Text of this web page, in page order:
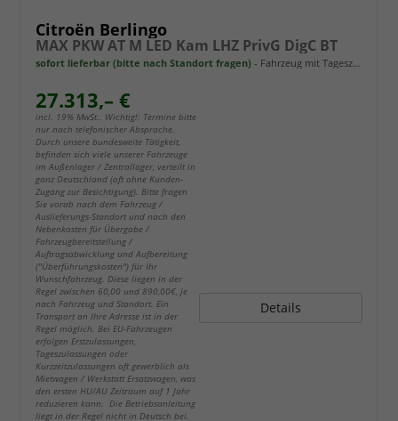
Citroën Berlingo
MAX PKW AT M LED Kam LHZ PrivG DigC BT
sofort lieferbar (bitte nach Standort fragen) Fahrzeug mit Tageszulassung
27.313,– €
incl. 19% MwSt.. Wichtig!: Termine bitte
nur nach telefonischer Absprache.
Durch unsere bundesweite Tätigkeit,
befinden sich viele unserer Fahrzeuge
im Außenlager / Zentrallager, verteilt in
ganz Deutschland (oft ohne Kunden-
Zugang zur Besichtigung). Bitte fragen
Sie vorab nach dem Fahrzeug /
Auslieferungs-Standort und nach den
Nebenkosten für Übergabe /
Fahrzeugbereitstellung /
Auftragsabwicklung und Aufbereitung
("Überführungskosten") für Ihr
Wunschfahrzeug. Diese liegen in der
Regel zwischen 60,00 und 890,00€, je
nach Fahrzeug und Standort. Ein
Transport an Ihre Adresse ist in der
Regel möglich. Bei EU-Fahrzeugen
erfolgen Erstzulassungen,
Tageszulassungen oder
Kurzzeitzulassungen oft gewerblich als
Mietwagen / Werkstatt Ersatzwagen, was
den ersten HU/AU Zeitraum auf 1 Jahr
reduzieren kann. Die Betriebsanleitung
liegt in der Regel nicht in Deutsch bei.
Details